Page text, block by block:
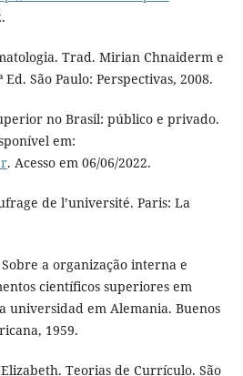
Trad. Mirian Chnaiderm e
São Paulo: Perspectivas, 2008.
no Brasil: público e privado.
em:
. Acesso em 06/06/2022.
de l’université. Paris: La
a organização interna e
científicos superiores em
universidad em Alemania. Buenos
1959.
Elizabeth. Teorias de Currículo. São